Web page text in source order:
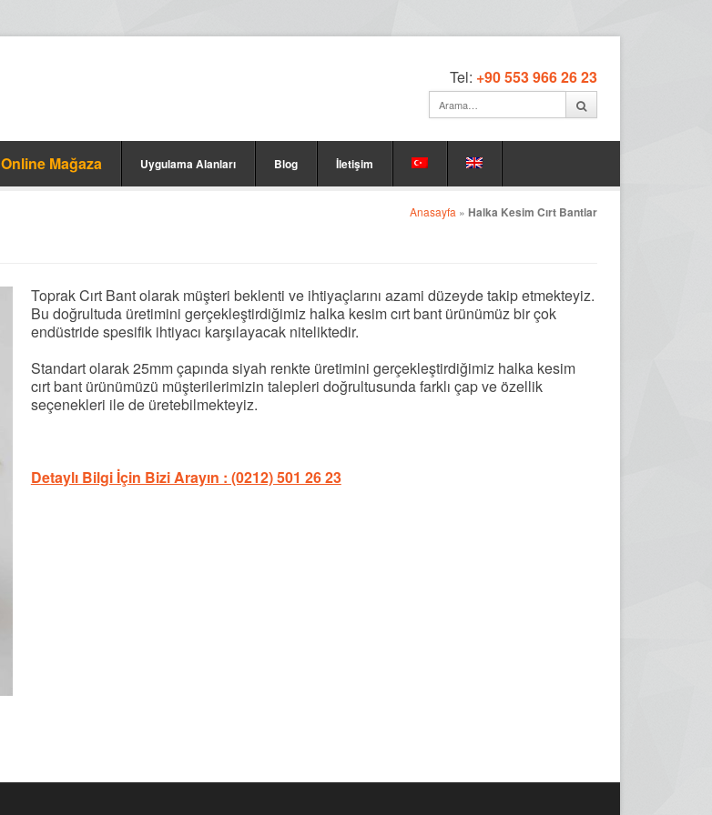
Tel: +90 553 966 26 23
Online Mağaza Uygulama Alanları Blog İletişim
Anasayfa »Halka Kesim Cırt Bantlar
Toprak Cırt Bant olarak müşteri beklenti ve ihtiyaçlarını azami düzeyde takip etmekteyiz.
Bu doğrultuda üretimini gerçekleştirdiğimiz halka kesim cırt bant ürünümüz bir çok
endüstride spesifik ihtiyacı karşılayacak niteliktedir.
Standart olarak 25mm çapında siyah renkte üretimini gerçekleştirdiğimiz halka kesim
cırt bant ürünümüzü müşterilerimizin talepleri doğrultusunda farklı çap ve özellik
seçenekleri ile de üretebilmekteyiz.
Detaylı Bilgi İçin Bizi Arayın : (0212) 501 26 23